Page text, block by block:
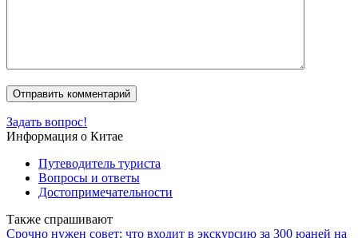
Задать вопрос!
Информация о Китае
Путеводитель туриста
Вопросы и ответы
Достопримечательности
Также спрашивают
Срочно нужен совет: что входит в экскурсию за 300 юаней на